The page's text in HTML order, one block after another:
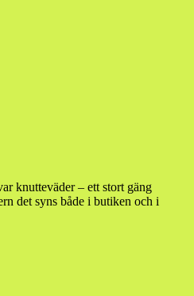
knutteväder – ett stort gäng
det syns både i butiken och i